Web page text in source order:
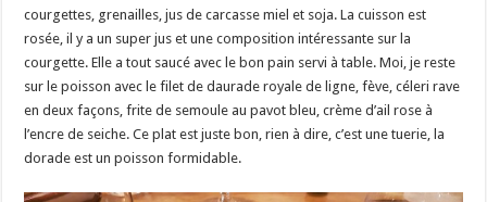
courgettes, grenailles, jus de carcasse miel et soja. La cuisson est
rosée, il y a un super jus et une composition intéressante sur la
courgette. Elle a tout saucé avec le bon pain servi à table. Moi, je reste
sur le poisson avec le filet de daurade royale de ligne, fève, céleri rave
en deux façons, frite de semoule au pavot bleu, crème d’ail rose à
l’encre de seiche. Ce plat est juste bon, rien à dire, c’est une tuerie, la
dorade est un poisson formidable.